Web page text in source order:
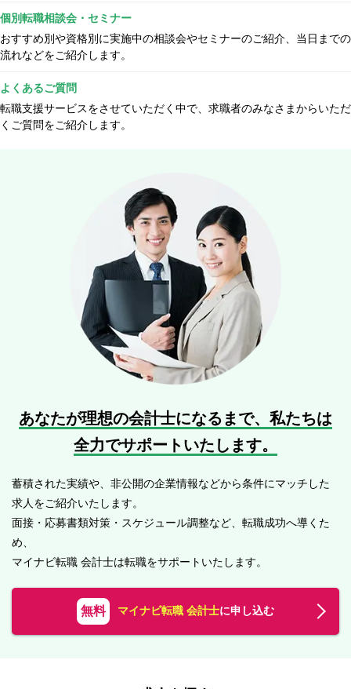
個別転職相談会・セミナー
おすすめ別や資格別に実施中の相談会やセミナーのご紹介、当日までの
流れなどをご紹介します。
よくあるご質問
転職支援サービスをさせていただく中で、求職者のみなさまからいただ
くご質問をご紹介します。
あなたが理想の会計士になるまで、 私たちは
全力でサポートいたします。
蓄積された実績や、非公開の企業情報などから条件にマッチした
求人をご紹介いたします。
面接・応募書類対策・スケジュール調整など、転職成功へ導くた
め、
マイナビ転職 会計士は転職をサポートいたします。
無料 マイナビ転職 会計士に申し込む